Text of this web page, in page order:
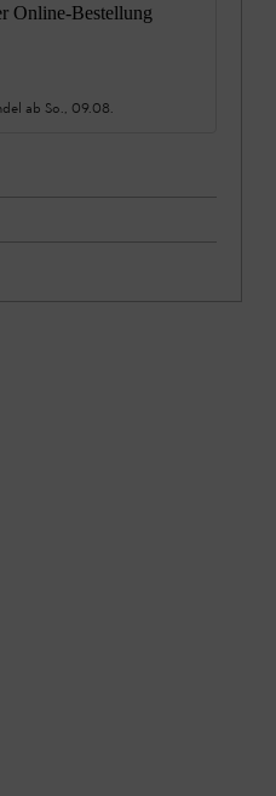
Online-Bestellung
ab So., 09.08.